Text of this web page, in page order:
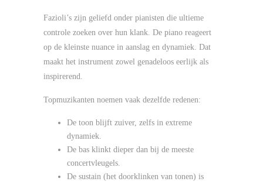
Fazioli’s zijn geliefd onder pianisten die ultieme
controle zoeken over hun klank. De piano reageert
op de kleinste nuance in aanslag en dynamiek. Dat
maakt het instrument zowel genadeloos eerlijk als
inspirerend.
Topmuzikanten noemen vaak dezelfde redenen:
De toon blijft zuiver, zelfs in extreme
dynamiek.
De bas klinkt dieper dan bij de meeste
concertvleugels.
De sustain (het doorklinken van tonen) is